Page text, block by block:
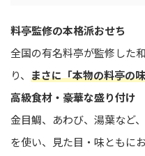
料亭監修の本格派おせち
全国の有名料亭が監修した
り、 まさに「本物の料亭の
高級食材・豪華な盛り付け
金目鯛、あわび、湯葉など
を使い、見た目・味ともに